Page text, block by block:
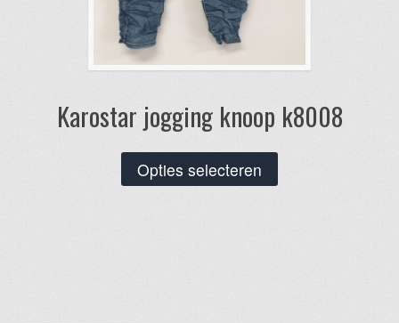
Karostar jogging knoop k8008
Opties selecteren
product